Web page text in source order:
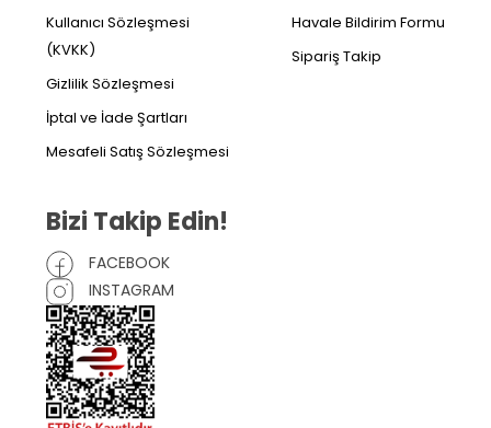
Kullanıcı Sözleşmesi
(KVKK)
Gizlilik Sözleşmesi
İptal ve İade Şartları
Mesafeli Satış Sözleşmesi
Havale Bildirim Formu
Sipariş Takip
Bizi Takip Edin!
FACEBOOK
INSTAGRAM